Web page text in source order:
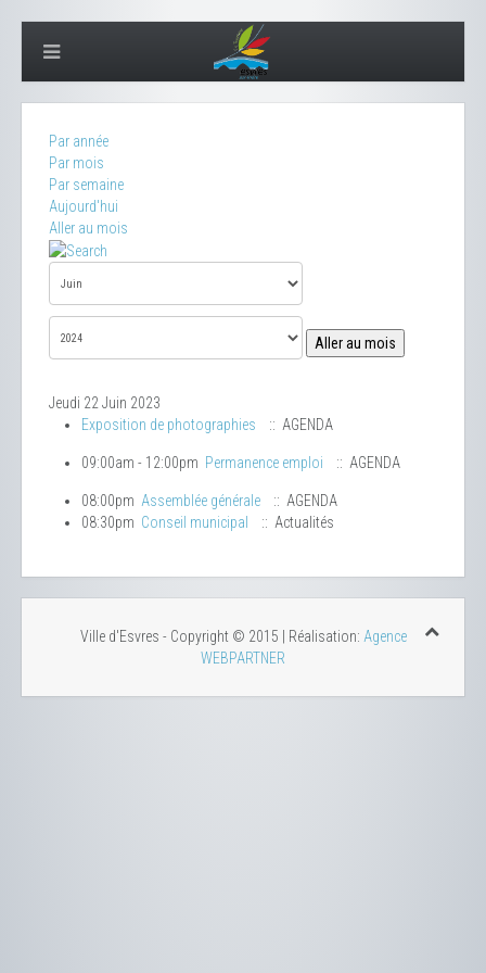
Par année
Par mois
Par semaine
Aujourd'hui
Aller au mois
Aller au mois
Jeudi 22 Juin 2023
Exposition de photographies
:: AGENDA
09:00am - 12:00pm Permanence emploi :: AGENDA
08:00pm Assemblée générale
:: AGENDA
08:30pm Conseil municipal :: Actualités
Ville d'Esvres - Copyright © 2015 | Réalisation: Agence
WEBPARTNER